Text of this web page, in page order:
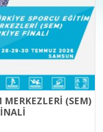
MERKEZLERİ (SEM)